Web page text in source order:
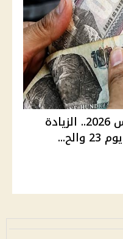
موعد صرف مرتبات أغسطس 2026.. الزيادة